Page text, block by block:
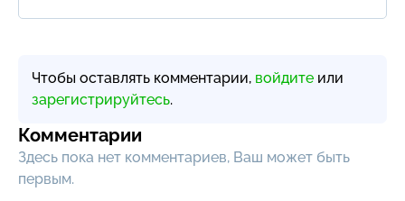
Чтобы оставлять комментарии, войдите или
зарегистрируйтесь.
Комментарии
Здесь пока нет комментариев, Ваш может быть
первым.